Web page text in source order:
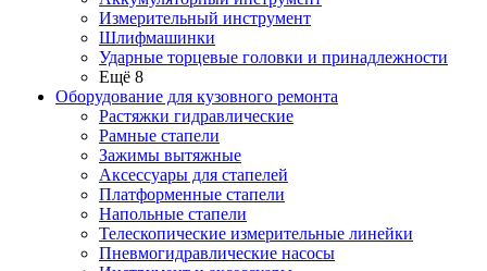
Измерительный инструмент
Шлифмашинки
Ударные торцевые головки и принадлежности
Ещё 8
Оборудование для кузовного ремонта
Растяжки гидравлические
Рамные стапели
Зажимы вытяжные
Аксессуары для стапелей
Платформенные стапели
Напольные стапели
Телескопические измерительные линейки
Пневмогидравлические насосы